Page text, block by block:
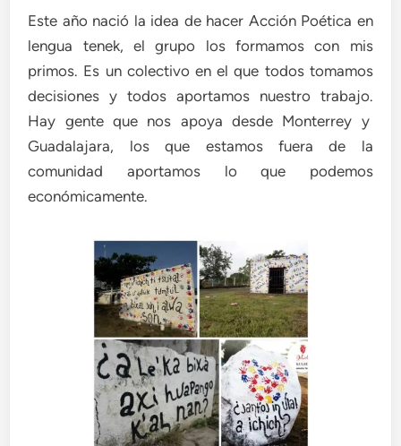
Este año nació la idea de hacer Acción Poética en
lengua tenek, el grupo los formamos con mis
primos. Es un colectivo en el que todos tomamos
decisiones y todos aportamos nuestro trabajo.
Hay gente que nos apoya desde Monterrey y
Guadalajara, los que estamos fuera de la
comunidad aportamos lo que podemos
económicamente.